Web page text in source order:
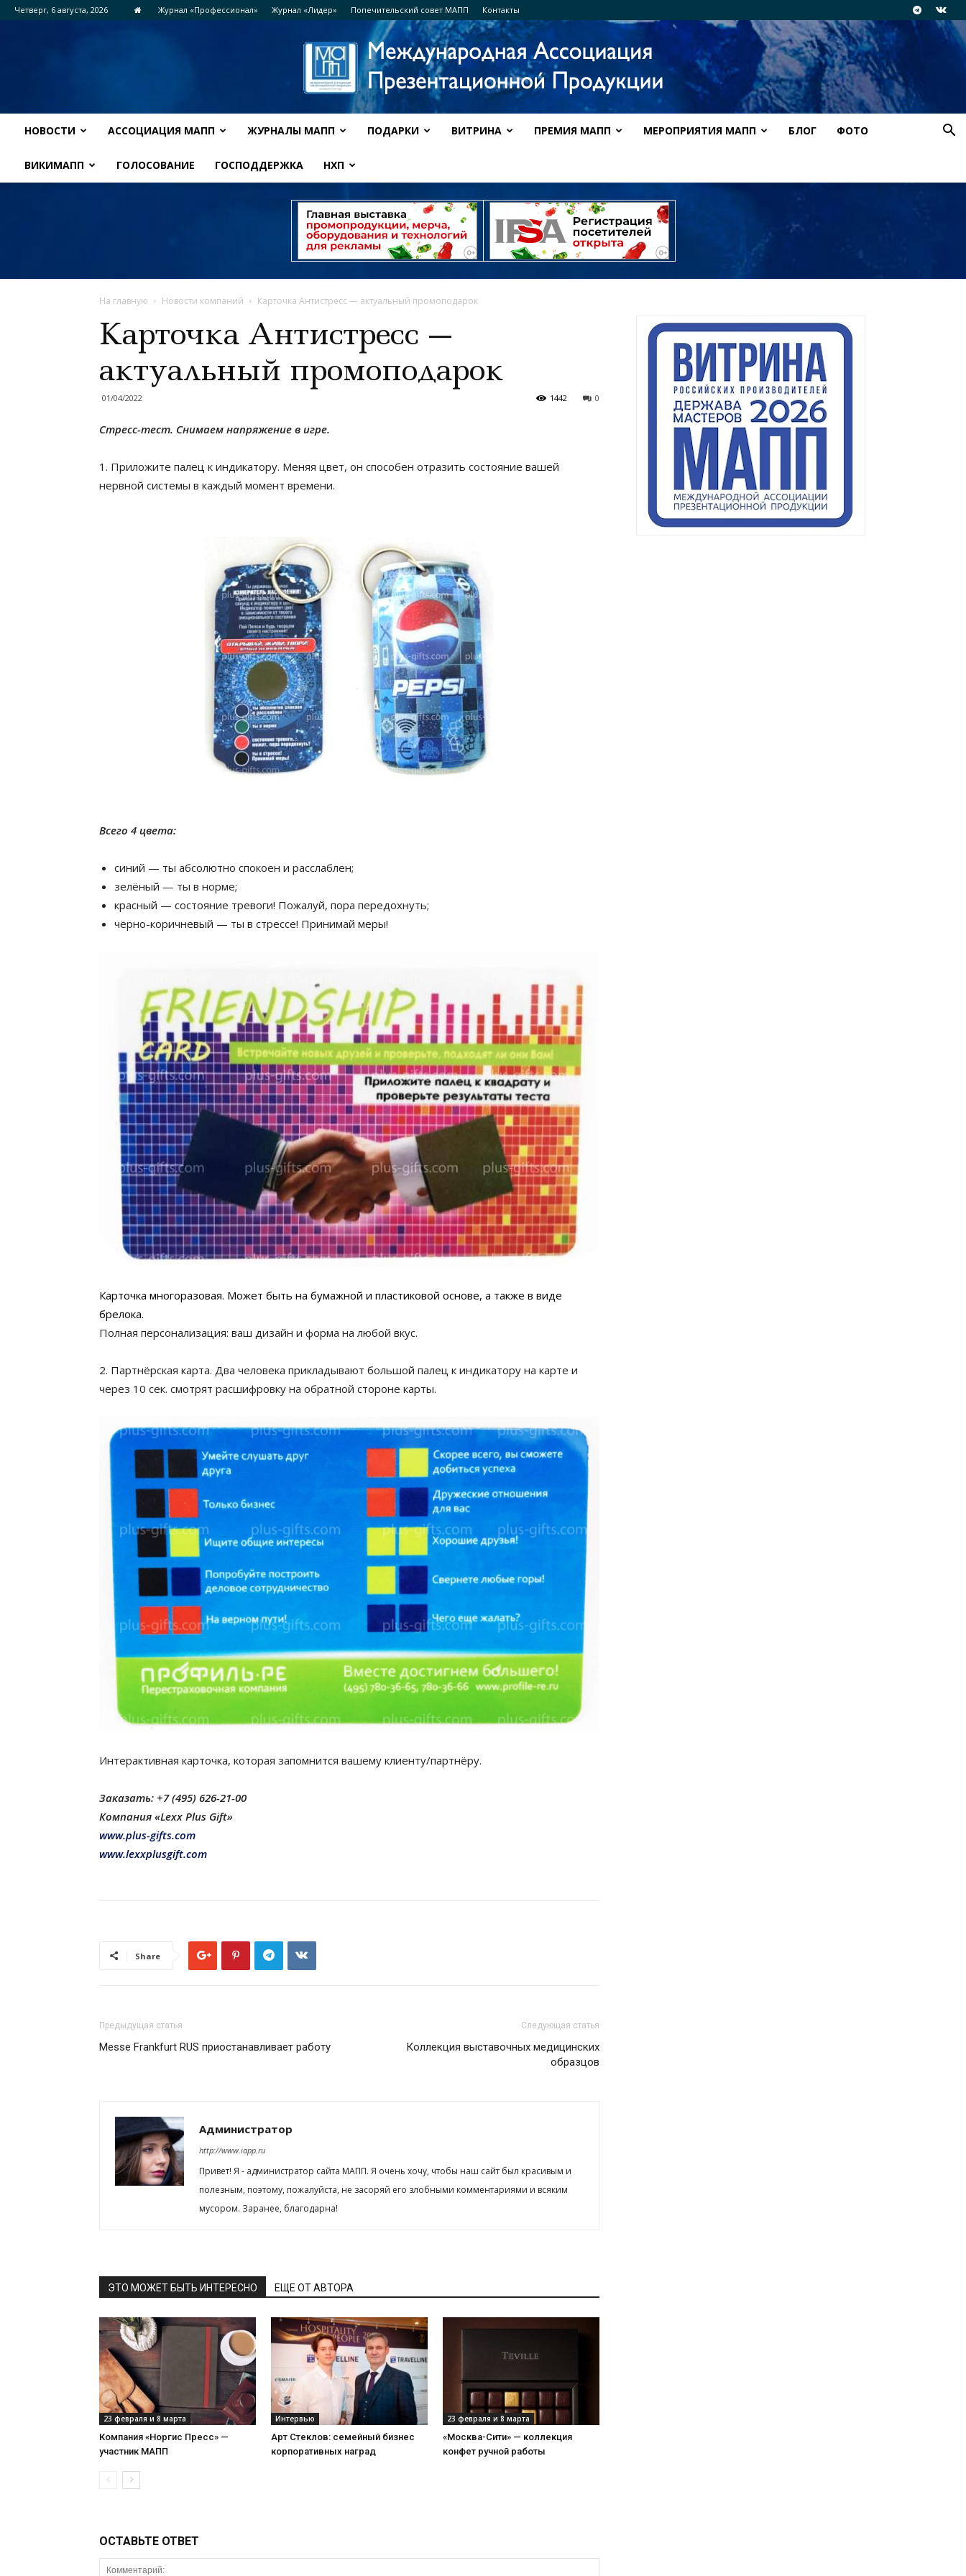
Четверг, 6 августа, 2026 Журнал «Профессионал» Журнал «Лидер» Попечительский совет МАПП Контакты
НОВОСТИ АССОЦИАЦИЯ МАПП ЖУРНАЛЫ МАПП ПОДАРКИ ВИТРИНА ПРЕМИЯ МАПП МЕРОПРИЯТИЯ МАПП БЛОГ ФОТО
ВИКИМАПП ГОЛОСОВАНИЕ ГОСПОДДЕРЖКА НХП
На главную Новости компаний Карточка Антистресс — актуальный промоподарок
Карточка Антистресс —
актуальный промоподарок
01/04/2022 0
1442
Стресс-тест. Снимаем напряжение в игре.
1. Приложите палец к индикатору. Меняя цвет, он способен отразить состояние вашей
нервной системы в каждый момент времени.
Всего 4 цвета:
синий — ты абсолютно спокоен и расслаблен;
зелёный — ты в норме;
красный — состояние тревоги! Пожалуй, пора передохнуть;
чёрно-коричневый — ты в стрессе! Принимай меры!
Карточка многоразовая. Может быть на бумажной и пластиковой основе, а также в виде
брелока.
Полная персонализация: ваш дизайн и форма на любой вкус.
2. Партнёрская карта. Два человека прикладывают большой палец к индикатору на карте и
через 10 сек. смотрят расшифровку на обратной стороне карты.
Интерактивная карточка, которая запомнится вашему клиенту/партнёру.
Заказать: +7 (495) 626-21-00
Компания «Lexx Plus Gift»
www.plus-gifts.com
www.lexxplusgift.com
Share
Предыдущая статья
Messe Frankfurt RUS приостанавливает работу
Следующая статья
Коллекция выставочных медицинских
образцов
Администратор
http://www.iapp.ru
Привет! Я - администратор сайта МАПП. Я очень хочу, чтобы наш сайт был красивым и
полезным, поэтому, пожалуйста, не засоряй его злобными комментариями и всяким
мусором. Заранее, благодарна!
ЭТО МОЖЕТ БЫТЬ ИНТЕРЕСНО ЕЩЕ ОТ АВТОРА
23 февраля и 8 марта
Компания «Норгис Пресс» —
участник МАПП
Интервью
Арт Стеклов: семейный бизнес
корпоративных наград
23 февраля и 8 марта
«Москва-Сити» — коллекция
конфет ручной работы
ОСТАВЬТЕ ОТВЕТ